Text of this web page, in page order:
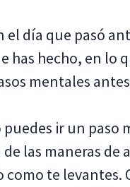
el día que pasó
has hecho, en lo
mentales
ir un paso
de las maneras
te levantes.